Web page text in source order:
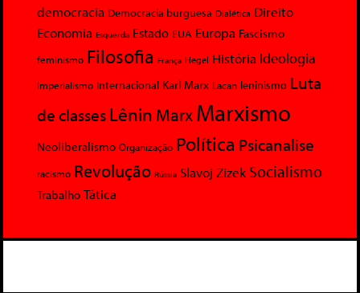
democracia Democracia burguesa Dialética Direito
Economia Esquerda Estado EUA Europa Fascismo
feminismo Filosofia França Hegel História Ideologia
Imperialismo Internacional Karl Marx Lacan leninismo Luta
de classesLênin MarxMarxismo
Neoliberalismo Organização Política Psicanalise
racismo Revolução Rússia Slavoj Zizek Socialismo
Trabalho Tática